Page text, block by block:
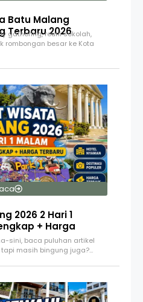
Batu Malang
Terbaru 2026
gathering, reuni sekolah,
rombongan besar ke Kota
2026 2 Hari 1
+ Harga
sini, baca puluhan artikel
masih bingung juga?…